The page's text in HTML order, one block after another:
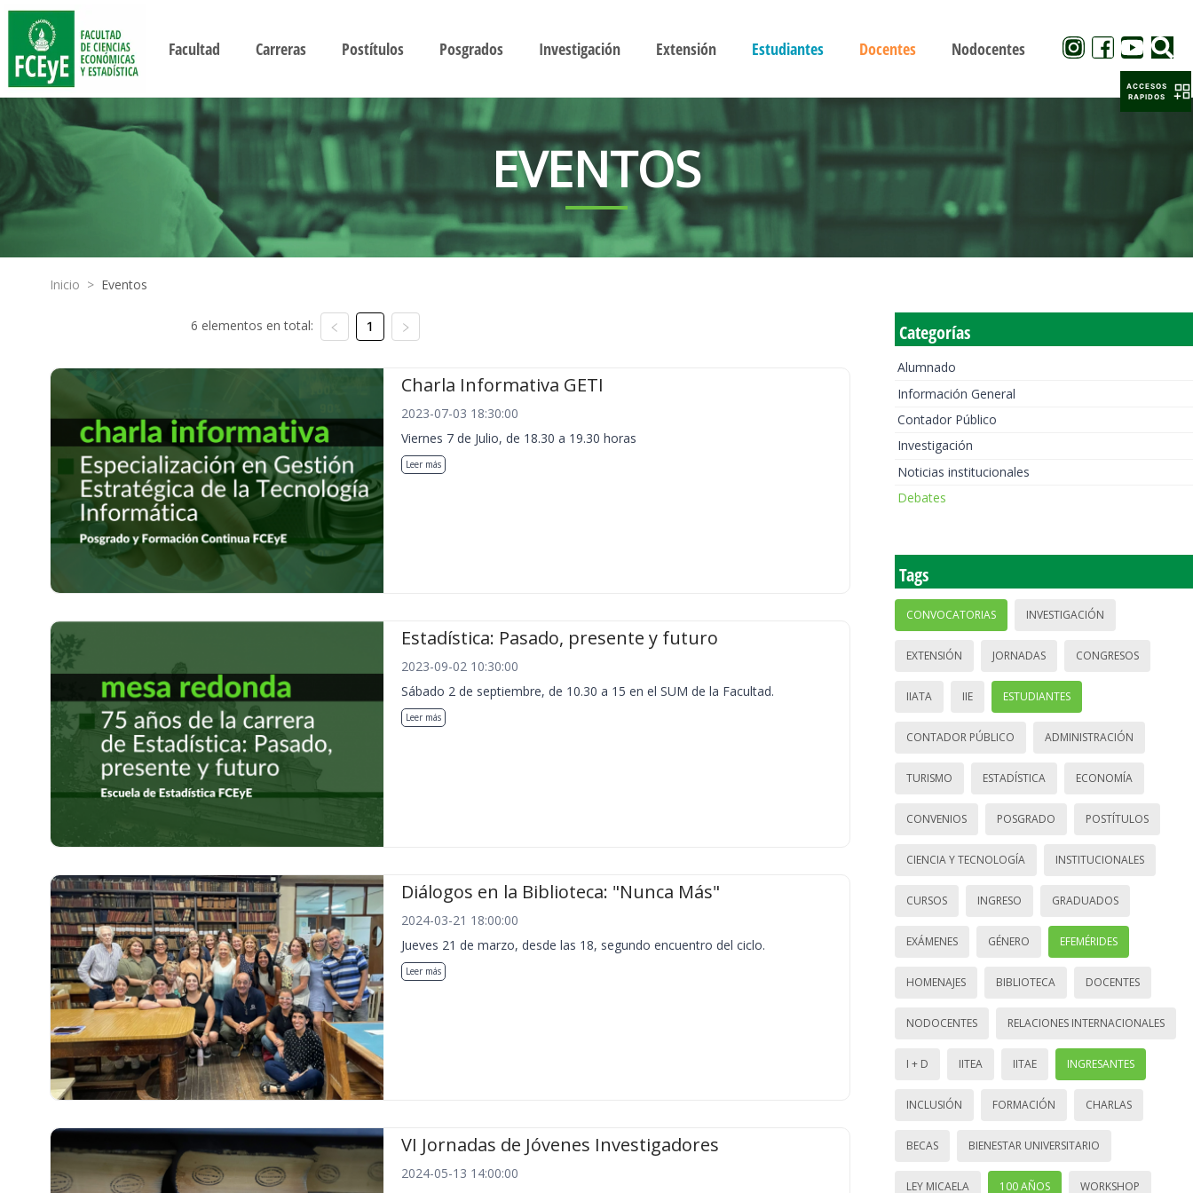
Facultad Carreras Postítulos Posgrados Investigación Extensión Estudiantes Docentes Nodocentes
EVENTOS
Inicio > Eventos
6 elementos en total: 1
Charla Informativa GETI
2023-07-03 18:30:00
Viernes 7 de Julio, de 18.30 a 19.30 horas
Leer más
Estadística: Pasado, presente y futuro
2023-09-02 10:30:00
Sábado 2 de septiembre, de 10.30 a 15 en el SUM de la Facultad.
Leer más
Diálogos en la Biblioteca: "Nunca Más"
2024-03-21 18:00:00
Jueves 21 de marzo, desde las 18, segundo encuentro del ciclo.
Leer más
VI Jornadas de Jóvenes Investigadores
2024-05-13 14:00:00
Categorías
Alumnado
Información General
Contador Público
Investigación
Noticias institucionales
Debates
Tags
CONVOCATORIAS INVESTIGACIÓN
EXTENSIÓN JORNADAS CONGRESOS
IIATA IIE ESTUDIANTES
CONTADOR PÚBLICO ADMINISTRACIÓN
TURISMO ESTADÍSTICA ECONOMÍA
CONVENIOS POSGRADO POSTÍTULOS
CIENCIA Y TECNOLOGÍA INSTITUCIONALES
CURSOS INGRESO GRADUADOS
EXÁMENES GÉNERO EFEMÉRIDES
HOMENAJES BIBLIOTECA DOCENTES
NODOCENTES RELACIONES INTERNACIONALES
I + D IITEA IITAE INGRESANTES
INCLUSIÓN FORMACIÓN CHARLAS
BECAS BIENESTAR UNIVERSITARIO
LEY MICAELA 100 AÑOS WORKSHOP
ACCESOS
RAPIDOS